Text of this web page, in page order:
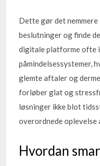
Dette gør det
beslutninger og finde
digitale platforme ofte
påmindelsessystemer,
glemte aftaler og
forløber glat og
løsninger ikke blot
overordnede oplevelse
Hvordan